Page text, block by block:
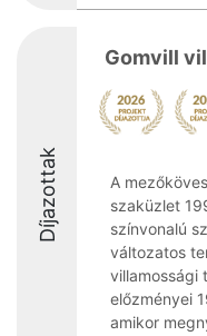
Díjazottak
Gomvill
A
szaküzlet
színvonalú
változatos
villamossági
előzményei
amikor